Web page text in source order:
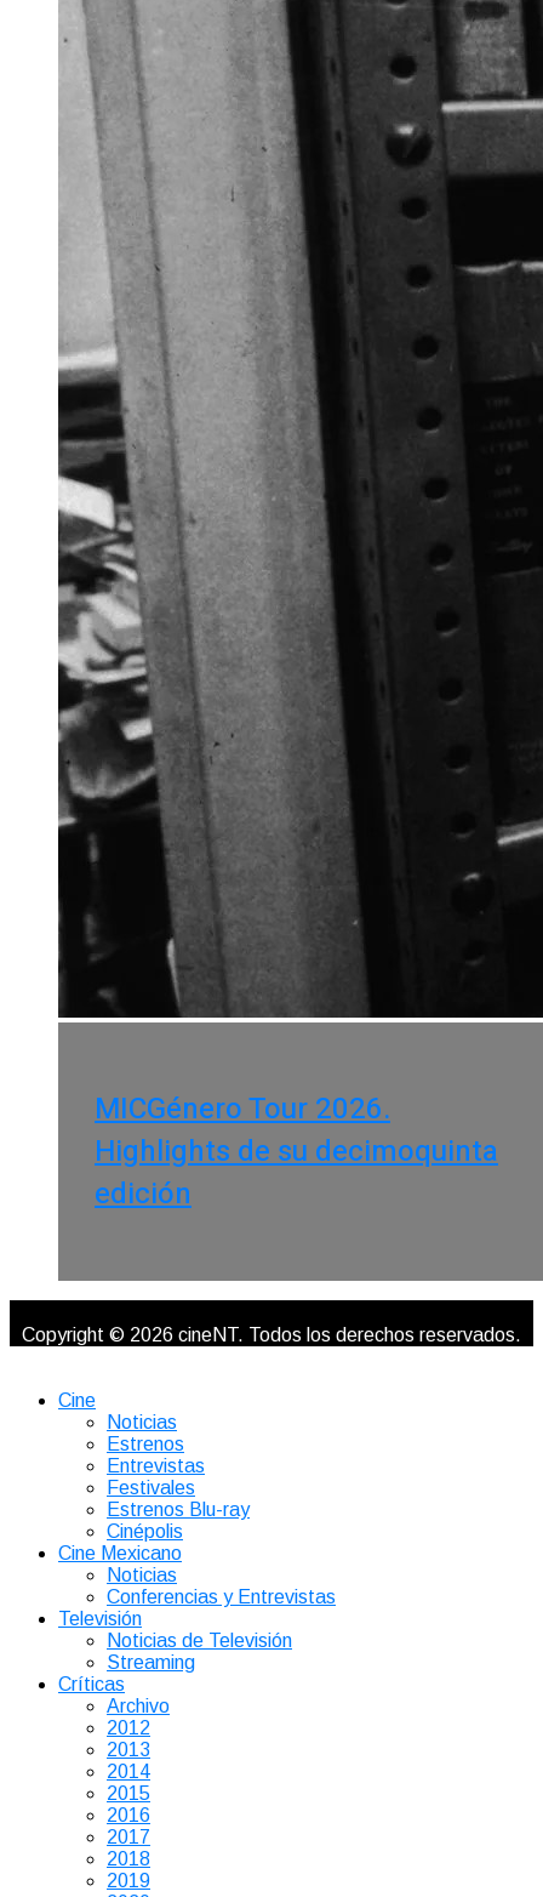
MICGénero Tour 2026.
Highlights de su decimoquinta
edición
Copyright © 2026 cineNT. Todos los derechos reservados.
Cine
Noticias
Estrenos
Entrevistas
Festivales
Estrenos Blu-ray
Cinépolis
Cine Mexicano
Noticias
Conferencias y Entrevistas
Televisión
Noticias de Televisión
Streaming
Críticas
Archivo
2012
2013
2014
2015
2016
2017
2018
2019